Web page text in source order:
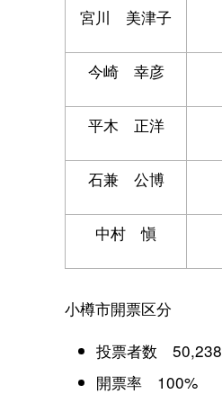
宮川 美津子
今崎 幸彦
平木 正洋
石兼 公博
中村 愼
小樽市開票区分
投票者数 50,238
開票率 100%